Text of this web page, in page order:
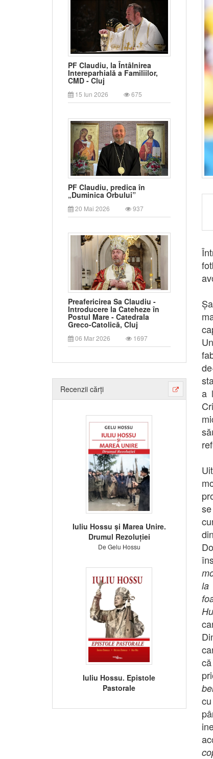
PF Claudiu, la Întâlnirea
Intereparhială a Familiilor,
CMD - Cluj
15 Iun 2026 675
PF Claudiu, predica în
„Duminica Orbului”
20 Mai 2026 937
Preafericirea Sa Claudiu -
Introducere la Cateheze în
Postul Mare - Catedrala
Greco-Catolică, Cluj
06 Mar 2026 1697
Recenzii cărți
Iuliu Hossu și Marea Unire.
Drumul Rezoluției
De Gelu Hossu
Iuliu Hossu. Epistole
Pastorale
a
la